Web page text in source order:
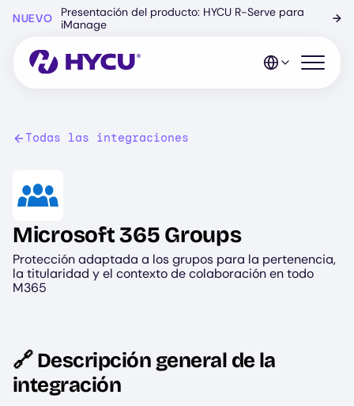
principal
NUEVO
Presentación del producto: HYCU R-Serve para
iManage
→
Abrir el
Todas las integraciones
Microsoft 365 Groups
Protección adaptada a los grupos para la pertenencia,
la titularidad y el contexto de colaboración en todo
M365
🔗 Descripción general de la
integración